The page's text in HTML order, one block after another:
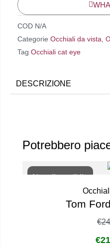
COD N/A
Categorie Occhiali da vista
Tag Occhiali cat eye
DESCRIZIONE
Potrebbero
Non disponibile
Tom
€
€